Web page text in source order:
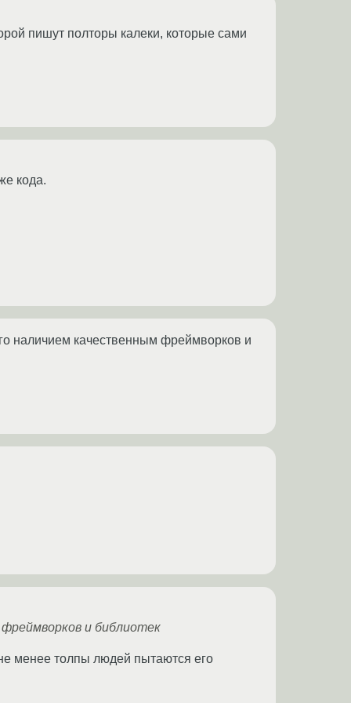
пишут полторы калеки, которые сами
кода.
наличием качественным фреймворков и
и библиотек
менее толпы людей пытаются его